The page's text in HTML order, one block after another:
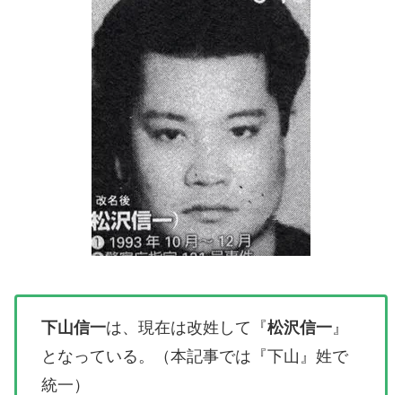
下山信一は、現在は改姓して『松沢信一 』
となっている。（本記事では『下山』姓で
統一）